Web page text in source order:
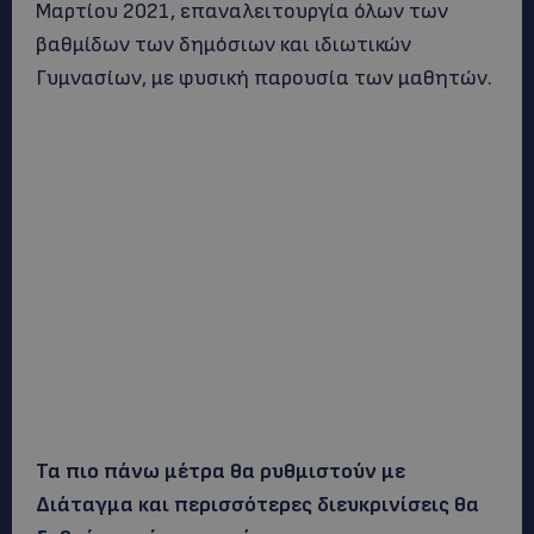
Μαρτίου 2021, επαναλειτουργία όλων των
βαθμίδων των δημόσιων και ιδιωτικών
Γυμνασίων, με φυσική παρουσία των μαθητών.
Τα πιο πάνω μέτρα θα ρυθμιστούν με
Διάταγμα και περισσότερες διευκρινίσεις θα